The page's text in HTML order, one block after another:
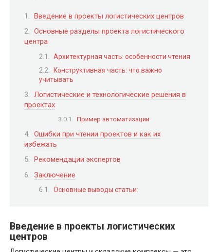
Введение в проекты логистических центров
Основные разделы проекта логистического
центра
Архитектурная часть: особенности чтения
Конструктивная часть: что важно
учитывать
Логистические и технологические решения в
проектах
Пример автоматизации
Ошибки при чтении проектов и как их
избежать
Рекомендации экспертов
Заключение
Основные выводы статьи:
Введение в проекты логистических
центров